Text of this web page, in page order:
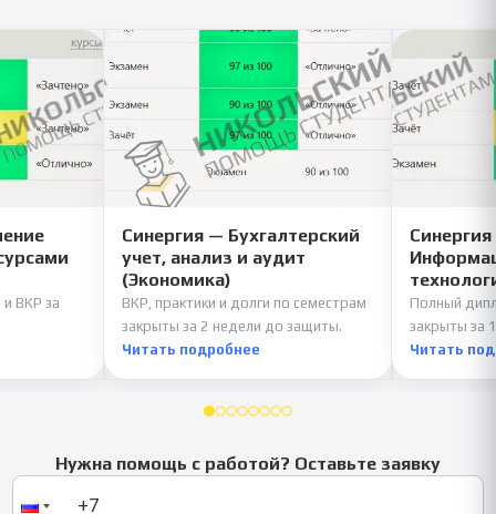
и ВКР за
Синергия — Бухгалтерский
учет, анализ и аудит
(Экономика)
ВКР, практики и долги по семестрам
закрыты за 2 недели до защиты.
Читать подробнее
Полный
закрыты за
Читать
Нужна помощь с работой? Оставьте заявку